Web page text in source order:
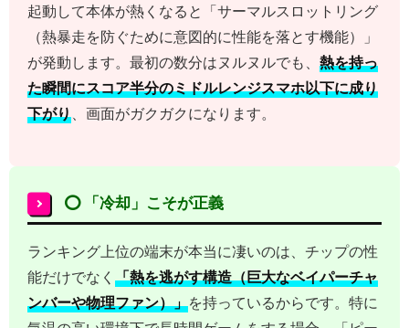
起動して本体が熱くなると「サーマルスロットリング
（熱暴走を防ぐために意図的に性能を落とす機能）」
が発動します。最初の数分はヌルヌルでも、 熱を持っ
た瞬間にスコア半分のミドルレンジスマホ以下に成り
下がり、画面がガクガクになります。
⭕️ 「冷却」こそが正義
ランキング上位の端末が本当に凄いのは、チップの性
能だけでなく 「熱を逃がす構造（巨大なベイパーチャ
ンバーや物理ファン）」を持っているからです。特に